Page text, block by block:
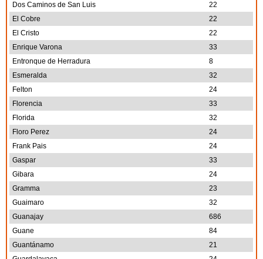
Dos Caminos de San Luis
22
El Cobre
22
El Cristo
22
Enrique Varona
33
Entronque de Herradura
8
Esmeralda
32
Felton
24
Florencia
33
Florida
32
Floro Perez
24
Frank Pais
24
Gaspar
33
Gibara
24
Gramma
23
Guaimaro
32
Guanajay
686
Guane
84
Guantánamo
21